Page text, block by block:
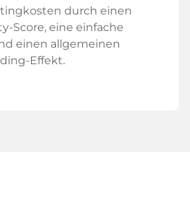
durch einen
Score, eine einfache
einen allgemeinen
Effekt.